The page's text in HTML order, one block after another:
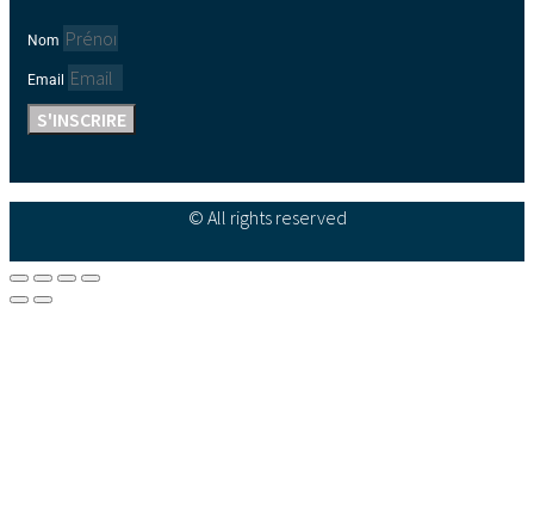
Nom
Email
S'INSCRIRE
© All rights reserved